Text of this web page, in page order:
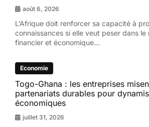
août 6, 2026
L’Afrique doit renforcer sa capacité à
connaissances si elle veut peser dans le
financier et économique...
Economie
Togo-Ghana : les entreprises
partenariats durables pour
économiques
juillet 31, 2026